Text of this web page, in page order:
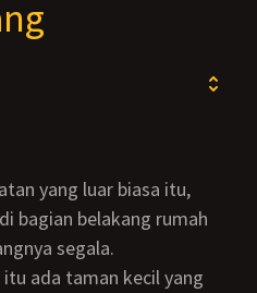
bagian belakang rumah
segala.